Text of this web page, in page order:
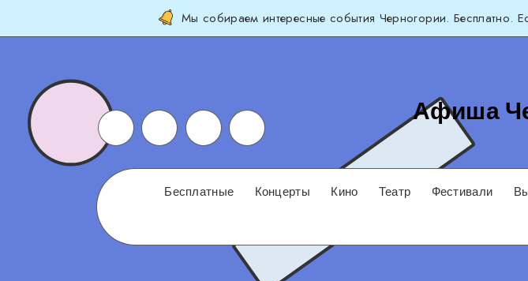
Мы собираем интересные события Черногории. Бесплатно.
Афиша
Бесплатные Концерты Кино Театр Фестивали